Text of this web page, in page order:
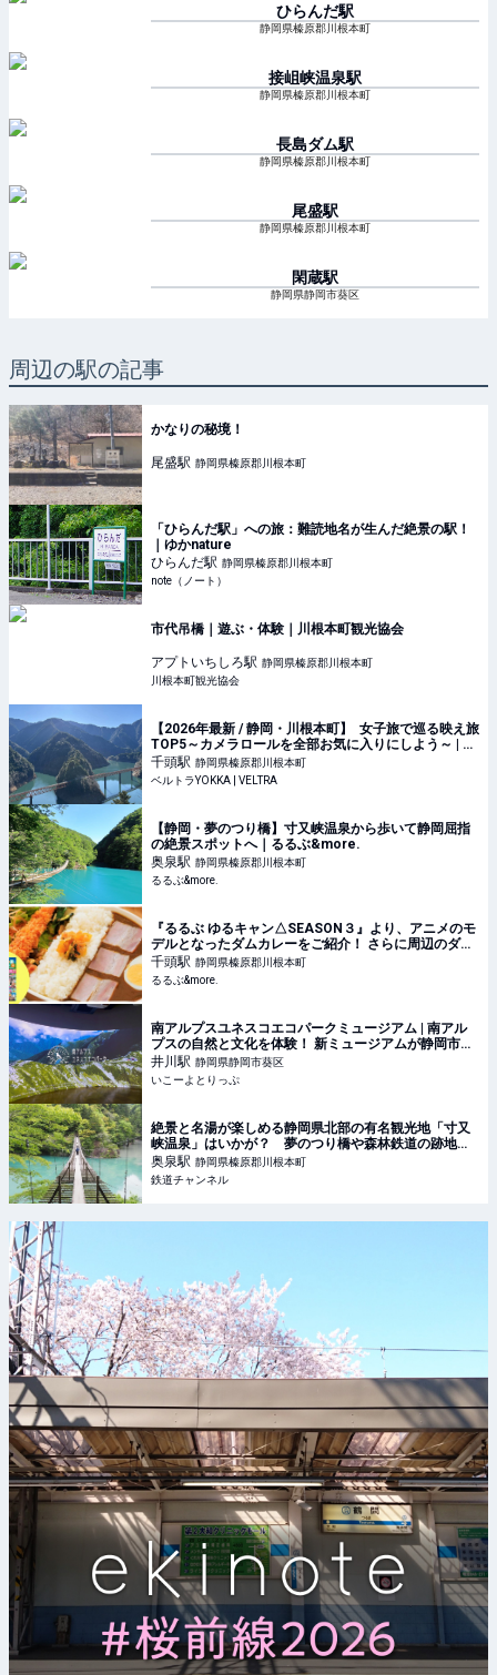
ひらんだ駅
静岡県榛原郡川根本町
接岨峡温泉駅
静岡県榛原郡川根本町
長島ダム駅
静岡県榛原郡川根本町
尾盛駅
静岡県榛原郡川根本町
閑蔵駅
静岡県静岡市葵区
周辺の駅の記事
かなりの秘境！
尾盛駅 静岡県榛原郡川根本町
「ひらんだ駅」への旅：難読地名が生んだ絶景の駅！
｜ゆかnature
ひらんだ駅 静岡県榛原郡川根本町
note（ノート）
市代吊橋｜遊ぶ・体験｜川根本町観光協会
アプトいちしろ駅 静岡県榛原郡川根本町
川根本町観光協会
【2026年最新 / 静岡・川根本町】 女子旅で巡る映え旅
TOP5～カメラロールを全部お気に入りにしよう～ | 海
外旅行、日本国内旅行のおすすめ情報 | ベルトラ
YOKKA | VELTRA
千頭駅 静岡県榛原郡川根本町
ベルトラYOKKA | VELTRA
【静岡・夢のつり橋】寸又峡温泉から歩いて静岡屈指
の絶景スポットへ｜るるぶ&more.
奥泉駅 静岡県榛原郡川根本町
るるぶ&more.
『るるぶ ゆるキャン△SEASON３』より、アニメのモ
デルとなったダムカレーをご紹介！ さらに周辺のダム
カレーも！｜るるぶ&more.
千頭駅 静岡県榛原郡川根本町
るるぶ&more.
南アルプスユネスコエコパークミュージアム | 南アル
プスの自然と文化を体験！ 新ミュージアムが静岡市井
川に誕生 | 静岡県静岡市 | いこーよとりっぷ
井川駅 静岡県静岡市葵区
いこーよとりっぷ
絶景と名湯が楽しめる静岡県北部の有名観光地「寸又
峡温泉」はいかが？ 夢のつり橋や森林鉄道の跡地を
巡る旅 | コラム | 鉄道チャンネル
奥泉駅 静岡県榛原郡川根本町
鉄道チャンネル